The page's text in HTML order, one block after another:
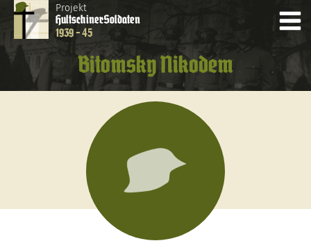
Projekt
HultschinerSoldaten
1939 - 45
Bitomsky Nikodem